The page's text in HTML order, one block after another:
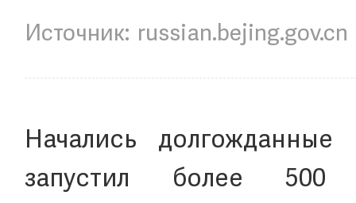
russian.bejing.gov.cn
Начались
запустил более 500